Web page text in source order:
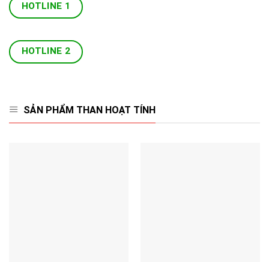
HOTLINE 1
HOTLINE 2
SẢN PHẨM THAN HOẠT TÍNH